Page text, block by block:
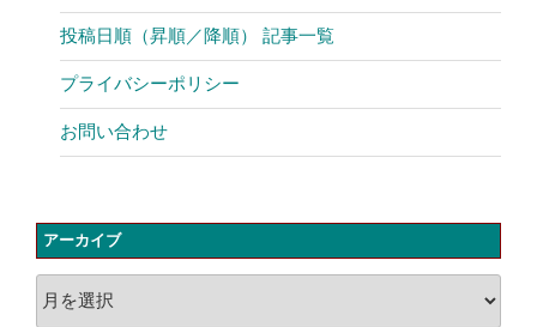
投稿日順（昇順／降順） 記事一覧
プライバシーポリシー
お問い合わせ
アーカイブ
ー